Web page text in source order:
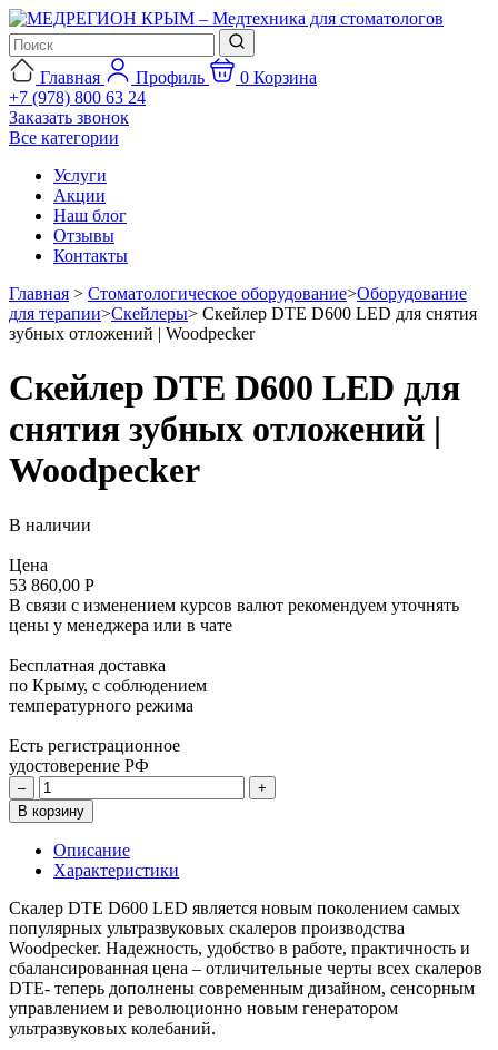
Главная Профиль 0 Корзина
+7 (978) 800 63 24
Заказать звонок
Все категории
Услуги
Акции
Наш блог
Отзывы
Контакты
Главная > Стоматологическое оборудование>Оборудование
для терапии>Скейлеры> Скейлер DTE D600 LED для снятия
зубных отложений | Woodpecker
Скейлер DTE D600 LED для
снятия зубных отложений |
Woodpecker
В наличии
Цена
53 860,00 Р
В связи с изменением курсов валют рекомендуем уточнять
цены у менеджера или в чате
Бесплатная доставка
по Крыму, с соблюдением
температурного режима
Есть регистрационное
удостоверение РФ
–
+
В корзину
Описание
Характеристики
Скалер DTE D600 LED является новым поколением самых
популярных ультразвуковых скалеров производства
Woodpecker. Надежность, удобство в работе, практичность и
сбалансированная цена – отличительные черты всех скалеров
DTE- теперь дополнены современным дизайном, сенсорным
управлением и революционно новым генератором
ультразвуковых колебаний.